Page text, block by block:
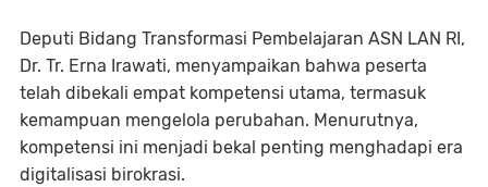
Deputi Bidang Transformasi Pembelajaran ASN LAN RI,
Dr. Tr. Erna Irawati, menyampaikan bahwa peserta
telah dibekali empat kompetensi utama, termasuk
kemampuan mengelola perubahan. Menurutnya,
kompetensi ini menjadi bekal penting menghadapi era
digitalisasi birokrasi.